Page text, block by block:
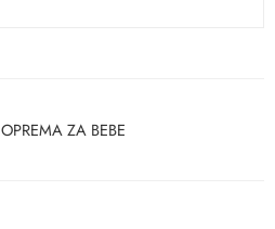
OPREMA ZA BEBE